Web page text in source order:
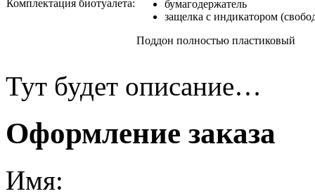
Комплектация биотуалета:
бумагодержатель
защелка с индикатором
Поддон полностью пластиковый
Тут будет описание…
Оформление заказа
Имя: